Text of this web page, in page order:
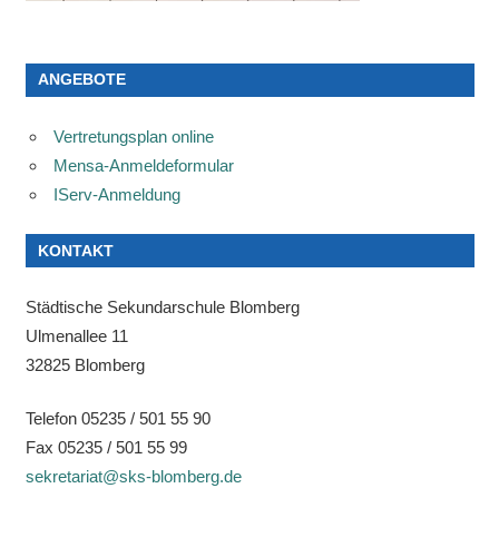
ANGEBOTE
Vertretungsplan online
Mensa-Anmeldeformular
IServ-Anmeldung
KONTAKT
Städtische Sekundarschule Blomberg
Ulmenallee 11
32825 Blomberg
Telefon 05235 / 501 55 90
Fax 05235 / 501 55 99
sekretariat@sks-blomberg.de